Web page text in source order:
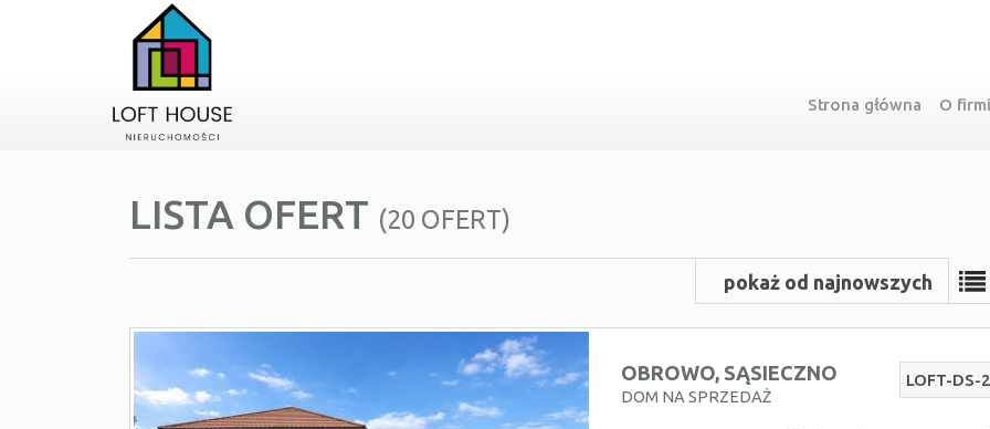
Strona główna O
LISTA OFERT (20 OFERT)
pokaż od najnowszych
OBROWO, SĄSIECZNO
DOM NA SPRZEDAŻ
LOFT-DS-